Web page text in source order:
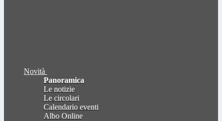
Novità
Panoramica
Le notizie
Le circolari
Calendario eventi
Albo Online